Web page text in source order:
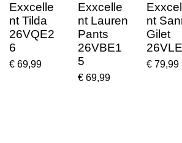
Exxcelle
nt Tilda
26VQE2
6
€ 69,99
Exxcelle
nt Lauren
Pants
26VBE1
5
€ 69,99
nt
Gilet
€ 79,99